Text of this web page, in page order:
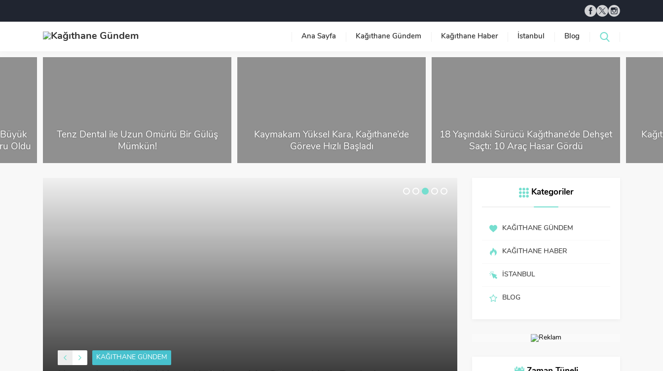
Ana Sayfa Kağıthane Gündem Kağıthane Haber İstanbul Blog
Oldu
Tenz Dental ile Uzun Ömürlü Bir Gülüş
Mümkün!
Kaymakam Yüksel Kara, Kağıthane’de
Göreve Hızlı Başladı
18 Yaşındaki Sürücü Kağıthane’de Dehşet
Saçtı: 10 Araç Hasar Gördü
KAĞITHANE GÜNDEM
18 Yaşındaki Sürücü
Kategoriler
KAĞITHANE GÜNDEM
KAĞITHANE HABER
İSTANBUL
BLOG